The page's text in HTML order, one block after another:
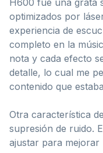
optimizados por
experiencia de
completo en la
nota y cada efecto
detalle, lo cual me
contenido que
Otra característica
supresión de ruido.
ajustar para